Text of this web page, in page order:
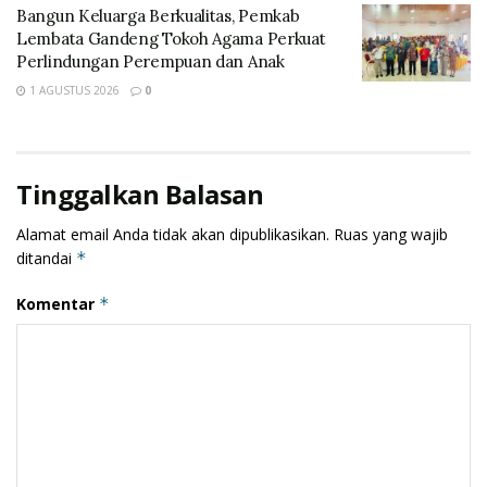
Ekonomi Kreatif mengundang semua elemen
masyarakat dan Dinas yang ada di kabupaten Lembata
serta Kabupaten tetangga seperti Alor dan Flores
Timur dan juga akan mengundang Gubernur NTT
Bangun Keluarga Berkualitas, Pemkab
Lembata Gandeng Tokoh Agama Perkuat
Perlindungan Perempuan dan Anak
1 AGUSTUS 2026 0
Tinggalkan Balasan
Alamat email Anda tidak akan dipublikasikan. Ruas yang wajib
ditandai *
Komentar *